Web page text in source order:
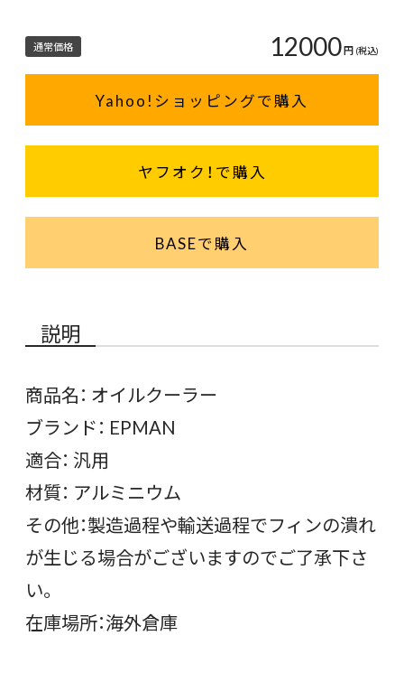
通常価格 12000円 (税込)
Yahoo!ショッピングで購入
ヤフオク！で購入
BASEで購入
説明
商品名： オイルクーラー
ブランド： EPMAN
適合： 汎用
材質： アルミニウム
その他：製造過程や輸送過程でフィンの潰れ
が生じる場合がございますのでご了承下さ
い。
在庫場所：海外倉庫